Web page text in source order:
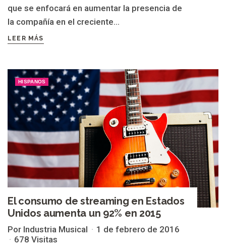
que se enfocará en aumentar la presencia de
la compañía en el creciente...
LEER MÁS
HISPANOS
El consumo de streaming en Estados
Unidos aumenta un 92% en 2015
Por Industria Musical
1 de febrero de 2016
678 Visitas